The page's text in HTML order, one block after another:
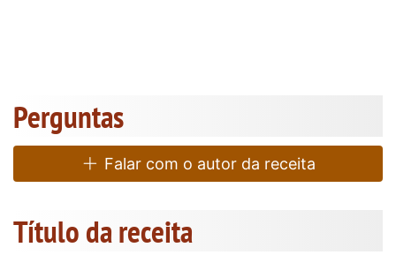
Perguntas
Falar com o autor da receita
Título da receita